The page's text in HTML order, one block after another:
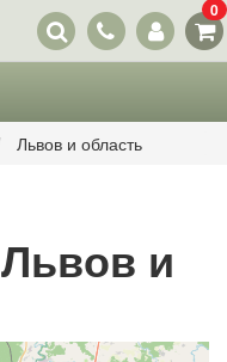
Наши
контакты
0
Львов и область
и